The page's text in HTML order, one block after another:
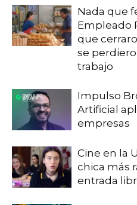
Nada que
Empleado
que
se
trabajo
Impulso
Artificial
empresas
Cine en la
chica más
entrada